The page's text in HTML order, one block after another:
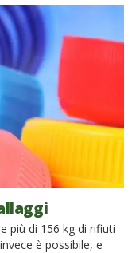
Scopriamo 20
la tua ricettività
[…]
più di 156 kg di rifiuti
è possibile, e